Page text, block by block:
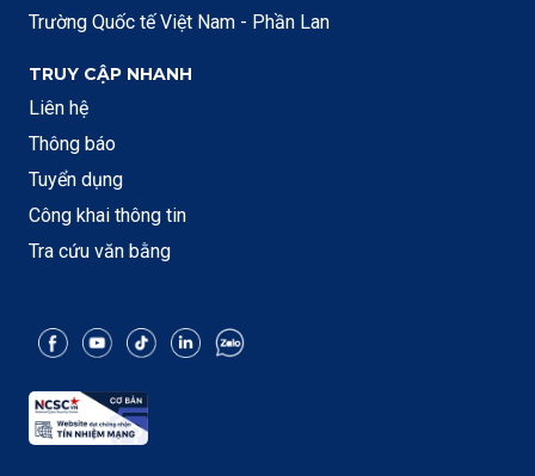
Trường Quốc tế Việt Nam - Phần Lan
TRUY CẬP NHANH
Liên hệ
Thông báo
Tuyển dụng
Công khai thông tin
Tra cứu văn bằng